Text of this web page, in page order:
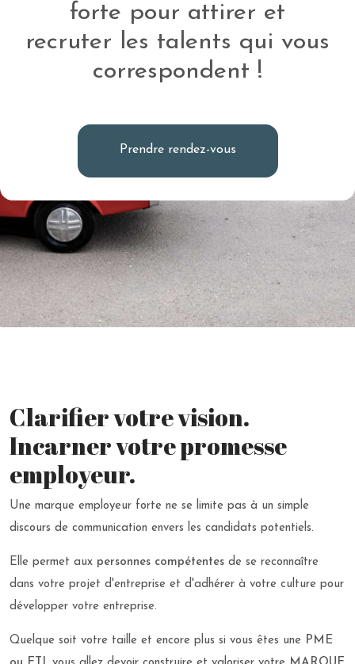
forte pour attirer et
recruter les talents qui vous
correspondent !
Prendre rendez-vous
Clarifier votre vision.
Incarner votre promesse
employeur.
Une marque employeur forte ne se limite pas à un simple
discours de communication envers les candidats potentiels.
Elle permet aux personnes compétentes de se reconnaître
dans votre projet d'entreprise et d'adhérer à votre culture pour
développer votre entreprise.
Quelque soit votre taille et encore plus si vous êtes une PME